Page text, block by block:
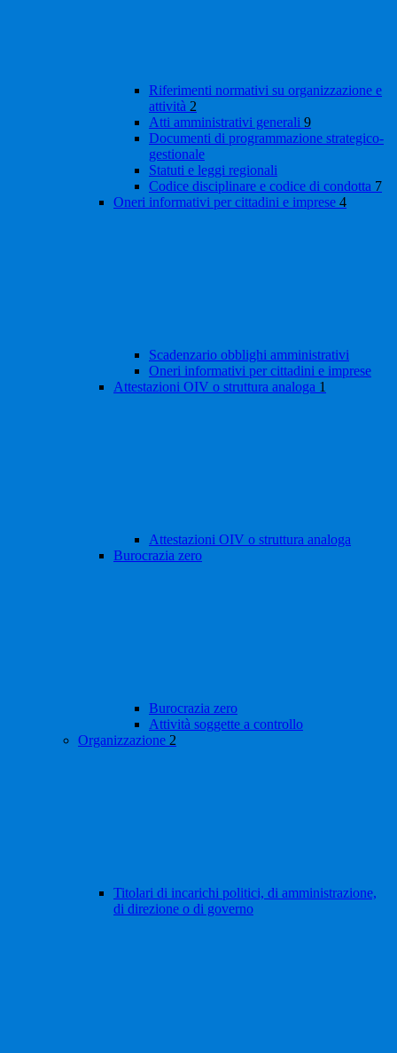
Riferimenti normativi su organizzazione e
attività 2
Atti amministrativi generali 9
Documenti di programmazione strategico-
gestionale
Statuti e leggi regionali
Codice disciplinare e codice di condotta 7
Oneri informativi per cittadini e imprese 4
Scadenzario obblighi amministrativi
Oneri informativi per cittadini e imprese
Attestazioni OIV o struttura analoga 1
Attestazioni OIV o struttura analoga
Burocrazia zero
Burocrazia zero
Attività soggette a controllo
Organizzazione 2
Titolari di incarichi politici, di amministrazione,
di direzione o di governo